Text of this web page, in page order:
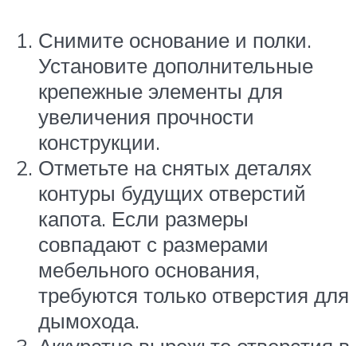
Снимите основание и полки.
Установите дополнительные
крепежные элементы для
увеличения прочности
конструкции.
Отметьте на снятых деталях
контуры будущих отверстий
капота. Если размеры
совпадают с размерами
мебельного основания,
требуются только отверстия для
дымохода.